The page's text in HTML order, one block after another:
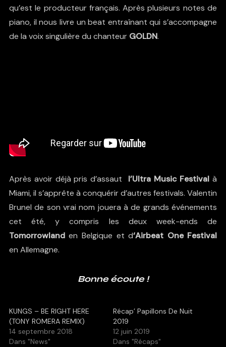
qu’est le producteur français. Après plusieurs notes de
piano, il nous livre un beat entraînant qui s’accompagne
de la voix singulière du chanteurGOLDN.
Après avoir déjà pris d’assaut l’Ultra Music Festival à
Miami, il s’apprête à conquérir d’autres festivals. Valentin
Brunel de son vrai nom jouera à de grands événements
cet été, y compris les deux week-ends de
Tomorrowlanden Belgique et d‘Airbeat One Festival
en Allemagne.
Bonne écoute !
KUNGS – BE RIGHT HERE
(TONY ROMERA REMIX)
14 septembre 2018
Dans "News"
Récap’ Papillons De Nuit
2019
12 juin 2019
Dans "Récaps"